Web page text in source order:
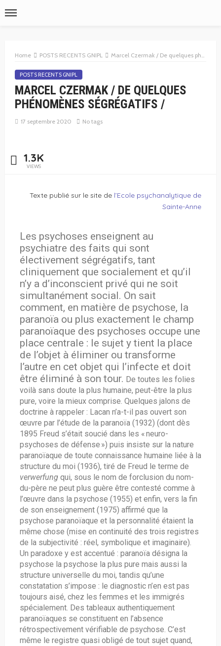
Home POSTS RECENTS GNIPL Marcel Czermak / De quelques phénomènes ségrégatifs /
POSTS RECENTS GNIPL
MARCEL CZERMAK / DE QUELQUES
PHÉNOMÈNES SÉGRÉGATIFS /
17 septembre 2020 No tags
1.3K
VIEWS
Texte publié sur le site de l’Ecole psychanalytique de
Sainte-Anne
Les psychoses enseignent au
psychiatre des faits qui sont
électivement ségrégatifs, tant
cliniquement que socialement et qu’il
n’y a d’inconscient privé qui ne soit
simultanément social. On sait
comment, en matière de psychose, la
paranoïa ou plus exactement le champ
paranoïaque des psychoses occupe une
place centrale : le sujet y tient la place
de l’objet à éliminer ou transforme
l’autre en cet objet qui l’infecte et doit
être éliminé à son tour. De toutes les folies
voilà sans doute la plus humaine, peut-être la plus
pure, voire la mieux comprise. Quelques jalons de
doctrine à rappeler : Lacan n’a-t-il pas ouvert son
œuvre par l’étude de la paranoïa (1932) (dont dès
1895 Freud s’était soucié dans les « neuro-
psychoses de défense ») puis insiste sur la nature
paranoïaque de toute connaissance humaine liée à la
structure du moi (1936), tiré de Freud le terme de
verwerfung qui, sous le nom de forclusion du nom-
du-père ne peut plus guère être contesté comme à
l’œuvre dans la psychose (1955) et enfin, vers la fin
de son enseignement (1975) affirmé que la
psychose paranoïaque et la personnalité étaient la
même chose (mise en continuité des trois registres
de la subjectivité : réel, symbolique et imaginaire).
Un paradoxe y est accentué : paranoïa désigna la
psychose la psychose la plus pure mais aussi la
structure universelle du moi, tandis qu’une
constatation s’impose : le diagnostic n’en est pas
toujours aisé, chez les femmes et les immigrés
spécialement. Des tableaux authentiquement
paranoïaques se constituent en l’absence
rétrospectivement vérifiable de psychose. C’est
même le registre quasi obligé de tout sujet quand,